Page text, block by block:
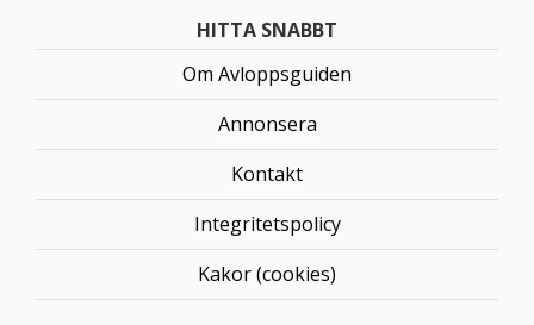
HITTA SNABBT
Om Avloppsguiden
Annonsera
Kontakt
Integritetspolicy
Kakor (cookies)